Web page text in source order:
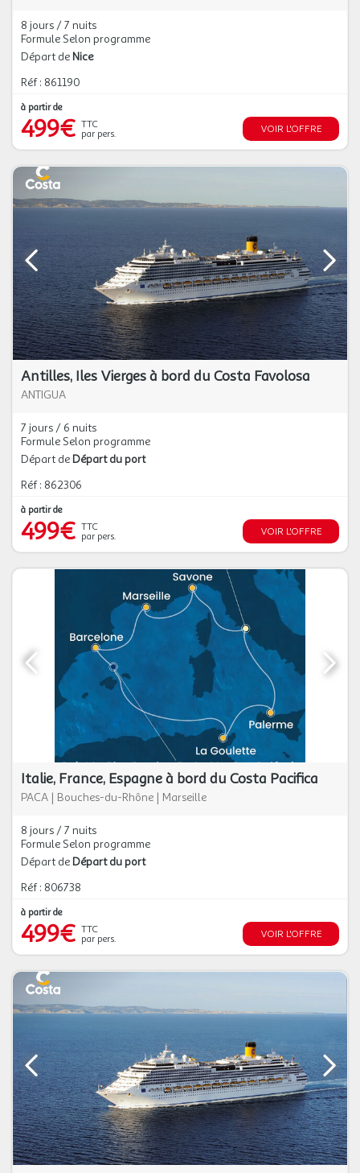
8 jours / 7 nuits
Formule Selon programme
Départ de Nice
Réf : 861190
à partir de
499€ TTC
par pers.
VOIR L'OFFRE
Antilles, Iles Vierges à bord du Costa Favolosa
ANTIGUA
7 jours / 6 nuits
Formule Selon programme
Départ de Départ du port
Réf : 862306
à partir de
499€ TTC
par pers.
VOIR L'OFFRE
Italie, France, Espagne à bord du Costa Pacifica
PACA | Bouches-du-Rhône | Marseille
8 jours / 7 nuits
Formule Selon programme
Départ de Départ du port
Réf : 806738
à partir de
499€ TTC
par pers.
VOIR L'OFFRE